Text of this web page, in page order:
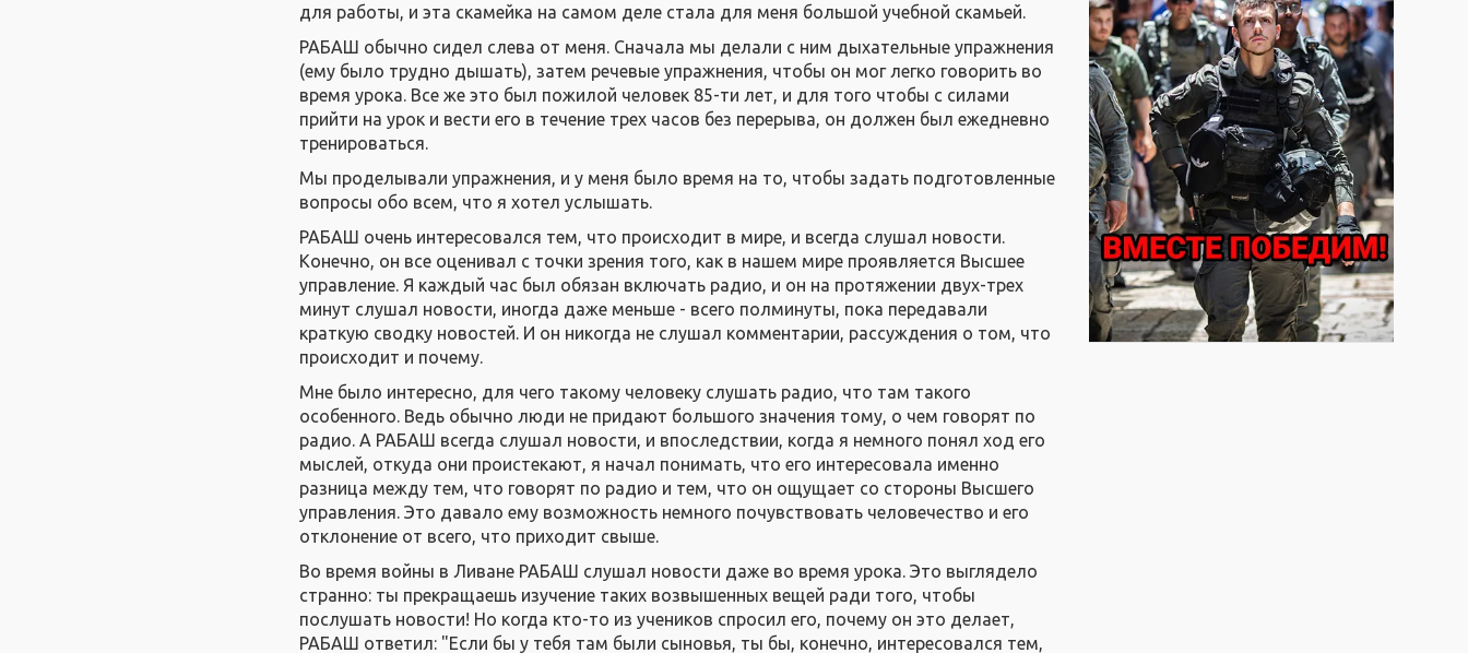
для работы, и эта скамейка на самом деле стала для меня большой учебной скамьей.
РАБАШ обычно сидел слева от меня. Сначала мы делали с ним дыхательные упражнения
(ему было трудно дышать), затем речевые упражнения, чтобы он мог легко говорить во
время урока. Все же это был пожилой человек 85-ти лет, и для того чтобы с силами
прийти на урок и вести его в течение трех часов без перерыва, он должен был ежедневно
тренироваться.
Мы проделывали упражнения, и у меня было время на то, чтобы задать подготовленные
вопросы обо всем, что я хотел услышать.
РАБАШ очень интересовался тем, что происходит в мире, и всегда слушал новости.
Конечно, он все оценивал с точки зрения того, как в нашем мире проявляется Высшее
управление. Я каждый час был обязан включать радио, и он на протяжении двух-трех
минут слушал новости, иногда даже меньше - всего полминуты, пока передавали
краткую сводку новостей. И он никогда не слушал комментарии, рассуждения о том, что
происходит и почему.
Мне было интересно, для чего такому человеку слушать радио, что там такого
особенного. Ведь обычно люди не придают большого значения тому, о чем говорят по
радио. А РАБАШ всегда слушал новости, и впоследствии, когда я немного понял ход его
мыслей, откуда они проистекают, я начал понимать, что его интересовала именно
разница между тем, что говорят по радио и тем, что он ощущает со стороны Высшего
управления. Это давало ему возможность немного почувствовать человечество и его
отклонение от всего, что приходит свыше.
Во время войны в Ливане РАБАШ слушал новости даже во время урока. Это выглядело
странно: ты прекращаешь изучение таких возвышенных вещей ради того, чтобы
послушать новости! Но когда кто-то из учеников спросил его, почему он это делает,
РАБАШ ответил: "Если бы у тебя там были сыновья, ты бы, конечно, интересовался тем,